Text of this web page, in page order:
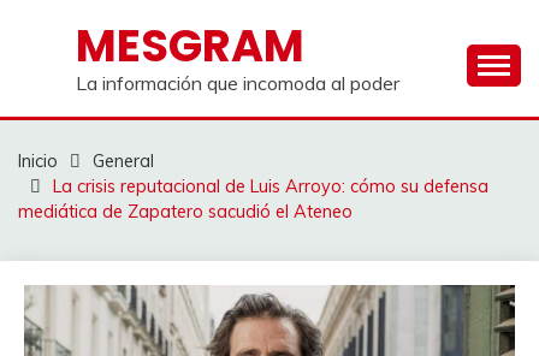
contenidoMESGRAM
La información que incomoda al poder
Inicio
General
La crisis reputacional de Luis Arroyo: cómo su defensa
mediática de Zapatero sacudió el Ateneo